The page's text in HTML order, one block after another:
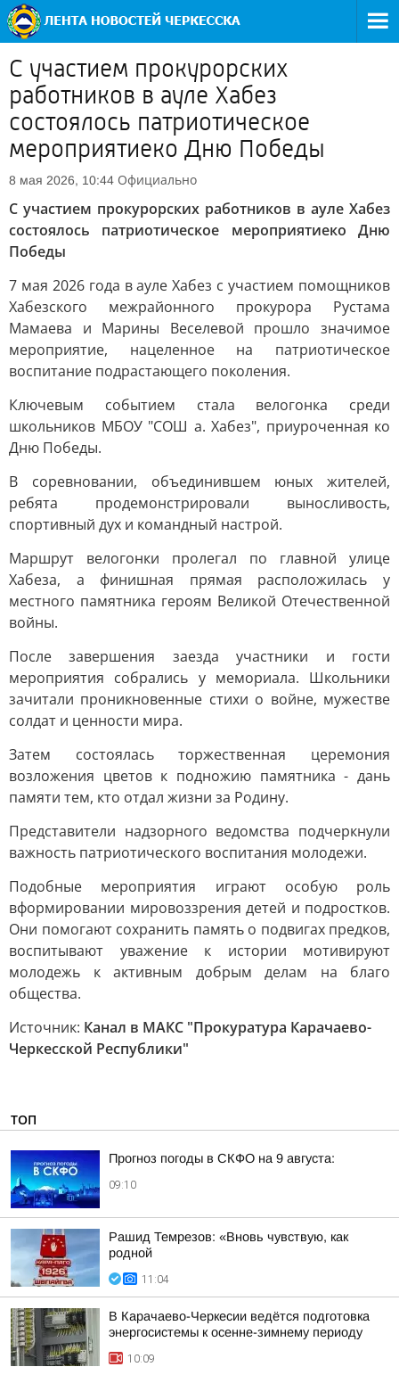
С участием прокурорских
работников в ауле Хабез
состоялось патриотическое
мероприятиеко Дню Победы
8 мая 2026, 10:44 Официально
С участием прокурорских работников в ауле Хабез
состоялось патриотическое мероприятиеко Дню
Победы
7 мая 2026 года в ауле Хабез с участием помощников
Хабезского межрайонного прокурора Рустама
Мамаева и Марины Веселевой прошло значимое
мероприятие, нацеленное на патриотическое
воспитание подрастающего поколения.
Ключевым событием стала велогонка среди
школьников МБОУ "СОШ а. Хабез", приуроченная ко
Дню Победы.
В соревновании, объединившем юных жителей,
ребята продемонстрировали выносливость,
спортивный дух и командный настрой.
Маршрут велогонки пролегал по главной улице
Хабеза, а финишная прямая расположилась у
местного памятника героям Великой Отечественной
войны.
После завершения заезда участники и гости
мероприятия собрались у мемориала. Школьники
зачитали проникновенные стихи о войне, мужестве
солдат и ценности мира.
Затем состоялась торжественная церемония
возложения цветов к подножию памятника - дань
памяти тем, кто отдал жизни за Родину.
Представители надзорного ведомства подчеркнули
важность патриотического воспитания молодежи.
Подобные мероприятия играют особую роль
вформировании мировоззрения детей и подростков.
Они помогают сохранить память о подвигах предков,
воспитывают уважение к истории мотивируют
молодежь к активным добрым делам на благо
общества.
Источник: Канал в МАКС "Прокуратура Карачаево-
Черкесской Республики"
ТОП
Прогноз погоды в СКФО на 9 августа:
09:10
Рашид Темрезов: «Вновь чувствую, как
родной
11:04
В Карачаево-Черкесии ведётся подготовка
энергосистемы к осенне-зимнему периоду
10:09